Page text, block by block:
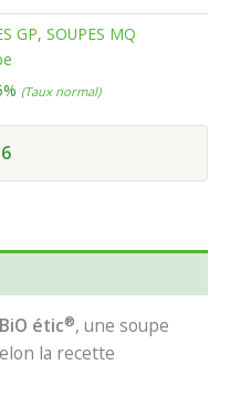
GP, SOUPES MQ
(Taux normal)
étic®, une soupe
la recette